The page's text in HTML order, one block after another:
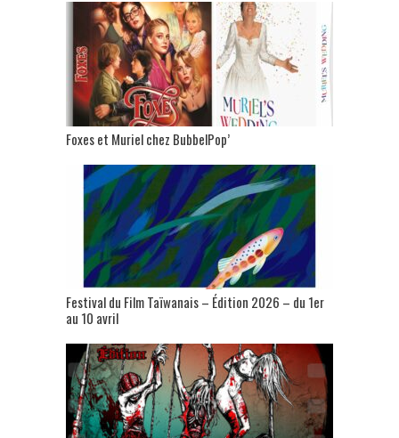
Foxes et Muriel chez BubbelPop’
Festival du Film Taïwanais – Édition 2026 – du 1er
au 10 avril